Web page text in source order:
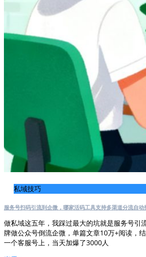
私域技巧
服务号扫码引流到企微，哪家活码工具支持多渠道分流自
做私域这五年，我踩过最大的坑就是服务号引
牌做公众号倒流企微，单篇文章10万+阅读，
一个客服号上，当天加爆了3000人